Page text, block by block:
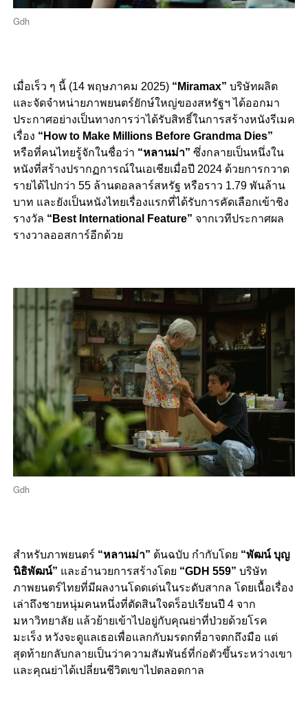
Gdh
เมื่อเร็ว ๆ นี้ (14 พฤษภาคม 2025)“Miramax” บริษัทผลิต
และจัดจำหน่ายภาพยนตร์ยักษ์ใหญ่ของสหรัฐฯ ได้ออกมา
ประกาศอย่างเป็นทางการว่าได้รับสิทธิ์ในการสร้างหนังรีเมค
เรื่อง “How to Make Millions Before Grandma Dies”
หรือที่คนไทยรู้จักในชื่อว่า “หลานม่า” ซึ่งกลายเป็นหนึ่งใน
หนังที่สร้างปรากฏการณ์ในเอเชียเมื่อปี 2024 ด้วยการกวาด
รายได้ไปกว่า 55 ล้านดอลลาร์สหรัฐ หรือราว 1.79 พันล้าน
บาท และยังเป็นหนังไทยเรื่องแรกที่ได้รับการคัดเลือกเข้าชิง
รางวัล “Best International Feature” จากเวทีประกาศผล
รางวาลออสการ์อีกด้วย
Gdh
สำหรับภาพยนตร์ “หลานม่า” ต้นฉบับ กำกับโดย “พัฒน์ บุญ
นิธิพัฒน์” และอำนวยการสร้างโดย “GDH 559” บริษัท
ภาพยนตร์ไทยที่มีผลงานโดดเด่นในระดับสากล โดยเนื้อเรื่อง
เล่าถึงชายหนุ่มคนหนึ่งที่ตัดสินใจดร็อปเรียนปี 4 จาก
มหาวิทยาลัย แล้วย้ายเข้าไปอยู่กับคุณย่าที่ป่วยด้วยโรค
มะเร็ง หวังจะดูแลเธอเพื่อแลกกับมรดกที่อาจตกถึงมือ แต่
สุดท้ายกลับกลายเป็นว่าความสัมพันธ์ที่ก่อตัวขึ้นระหว่างเขา
และคุณย่าได้เปลี่ยนชีวิตเขาไปตลอดกาล